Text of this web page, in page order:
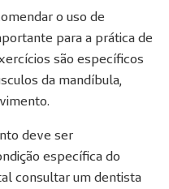
o uso de
para a prática de
são específicos
da mandíbula,
deve ser
específica do
consultar um dentista